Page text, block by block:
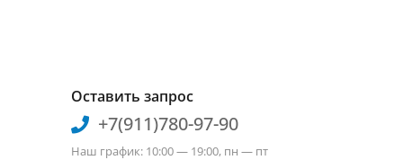
Оставить запрос
+7(911)780-97-90
Наш график: 10:00 — 19:00, пн — пт